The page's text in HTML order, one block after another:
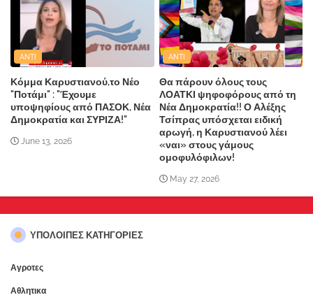
ANTI
Κόμμα Καρυστιανού,το Νέο
"Ποτάμι" : "Έχουμε
υποψηφίους από ΠΑΣΟΚ, Νέα
Δημοκρατία και ΣΥΡΙΖΑ!"
June 13, 2026
ANTI
Θα πάρουν όλους τους
ΛΟΑΤΚΙ ψηφοφόρους από τη
Νέα Δημοκρατία!! Ο Αλέξης
Τσίπρας υπόσχεται ειδική
αρωγή, η Καρυστιανού λέει
«ναι» στους γάμους
ομοφυλόφιλων!
May 27, 2026
ΥΠΌΛΟΙΠΕΣ ΚΑΤΗΓΟΡΊΕΣ
Αγροτες
Αθλητικα